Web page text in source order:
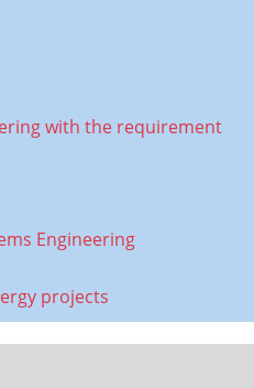
with the requirement
Engineering
projects